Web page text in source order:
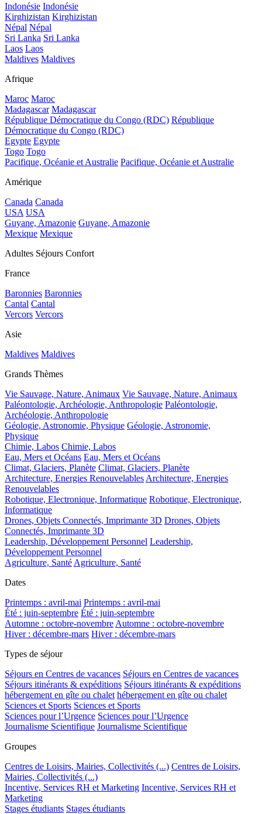
Indonésie Indonésie
Kirghizistan Kirghizistan
Népal Népal
Sri Lanka Sri Lanka
Laos Laos
Maldives Maldives
Afrique
Maroc Maroc
Madagascar Madagascar
République Démocratique du Congo (RDC) République
Démocratique du Congo (RDC)
Egypte Egypte
Togo Togo
Pacifique, Océanie et Australie Pacifique, Océanie et Australie
Amérique
Canada Canada
USA USA
Guyane, Amazonie Guyane, Amazonie
Mexique Mexique
Adultes Séjours Confort
France
Baronnies Baronnies
Cantal Cantal
Vercors Vercors
Asie
Maldives Maldives
Grands Thèmes
Vie Sauvage, Nature, Animaux Vie Sauvage, Nature, Animaux
Paléontologie, Archéologie, Anthropologie Paléontologie,
Archéologie, Anthropologie
Géologie, Astronomie, Physique Géologie, Astronomie,
Physique
Chimie, Labos Chimie, Labos
Eau, Mers et Océans Eau, Mers et Océans
Climat, Glaciers, Planète Climat, Glaciers, Planète
Architecture, Energies Renouvelables Architecture, Energies
Renouvelables
Robotique, Electronique, Informatique Robotique, Electronique,
Informatique
Drones, Objets Connectés, Imprimante 3D Drones, Objets
Connectés, Imprimante 3D
Leadership, Développement Personnel Leadership,
Développement Personnel
Agriculture, Santé Agriculture, Santé
Dates
Printemps : avril-mai Printemps : avril-mai
Été : juin-septembre Été : juin-septembre
Automne : octobre-novembre Automne : octobre-novembre
Hiver : décembre-mars Hiver : décembre-mars
Types de séjour
Séjours en Centres de vacances Séjours en Centres de vacances
Séjours itinérants & expéditions Séjours itinérants & expéditions
hébergement en gîte ou chalet hébergement en gîte ou chalet
Sciences et Sports Sciences et Sports
Sciences pour l’Urgence Sciences pour l’Urgence
Journalisme Scientifique Journalisme Scientifique
Groupes
Centres de Loisirs, Mairies, Collectivités (...) Centres de Loisirs,
Mairies, Collectivités (...)
Incentive, Services RH et Marketing Incentive, Services RH et
Marketing
Stages étudiants Stages étudiants